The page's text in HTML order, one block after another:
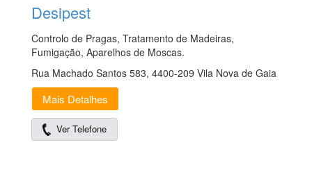
Desipest
Controlo de Pragas, Tratamento de Madeiras,
Fumigação, Aparelhos de Moscas.
Rua Machado Santos 583, 4400-209 Vila Nova de Gaia
Mais Detalhes
Ver Telefone